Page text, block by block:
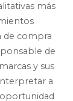
más
de compra
de
y sus
a